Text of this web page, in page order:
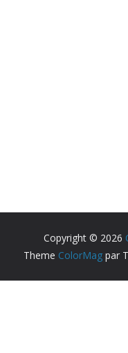
Copyright © 2026
Theme ColorMag par